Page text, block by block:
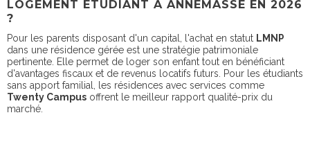
LOGEMENT ÉTUDIANT À ANNEMASSE EN 2026
?
Pour les parents disposant d'un capital, l'achat en statut LMNP
dans une résidence gérée est une stratégie patrimoniale
pertinente. Elle permet de loger son enfant tout en bénéficiant
d'avantages fiscaux et de revenus locatifs futurs. Pour les étudiants
sans apport familial, les résidences avec services comme
Twenty Campus offrent le meilleur rapport qualité-prix du
marché.